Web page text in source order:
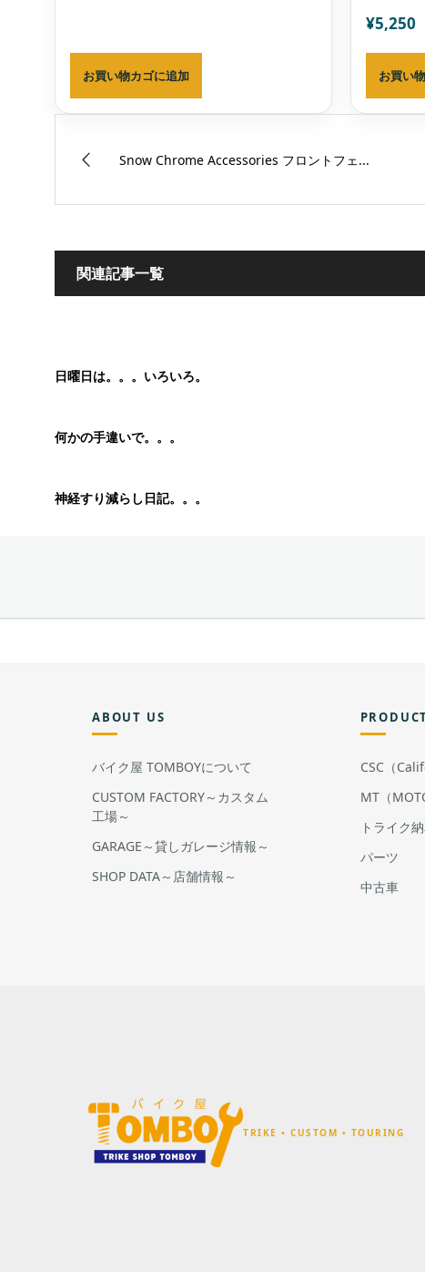
お買い物カゴに追加
¥5,250
お買い
Snow Chrome Accessories フロントフェ...
関連記事一覧
日曜日は。。。いろいろ。
何かの手違いで。。。
神経すり減らし日記。。。
ABOUT US
バイク屋 TOMBOYについて
CUSTOM FACTORY～カスタム
工場～
GARAGE～貸しガレージ情報～
SHOP DATA～店舗情報～
CSC（
MT（
トライク
パーツ
中古車